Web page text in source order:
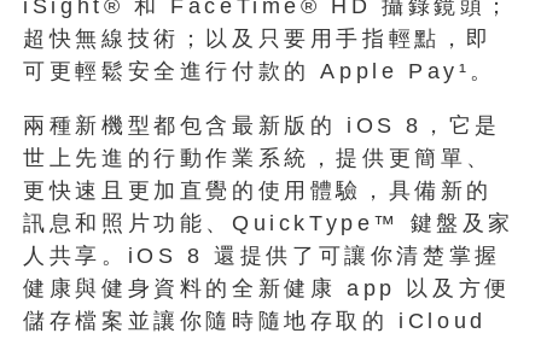
iSight® 和 FaceTime® HD 攝錄鏡頭；
超快無線技術；以及只要用手指輕點，即
可更輕鬆安全進行付款的 Apple Pay¹。
兩種新機型都包含最新版的 iOS 8，它是
世上先進的行動作業系統，提供更簡單、
更快速且更加直覺的使用體驗，具備新的
訊息和照片功能、QuickType™ 鍵盤及家
人共享。iOS 8 還提供了可讓你清楚掌握
健康與健身資料的全新健康 app 以及方便
儲存檔案並讓你隨時隨地存取的 iCloud